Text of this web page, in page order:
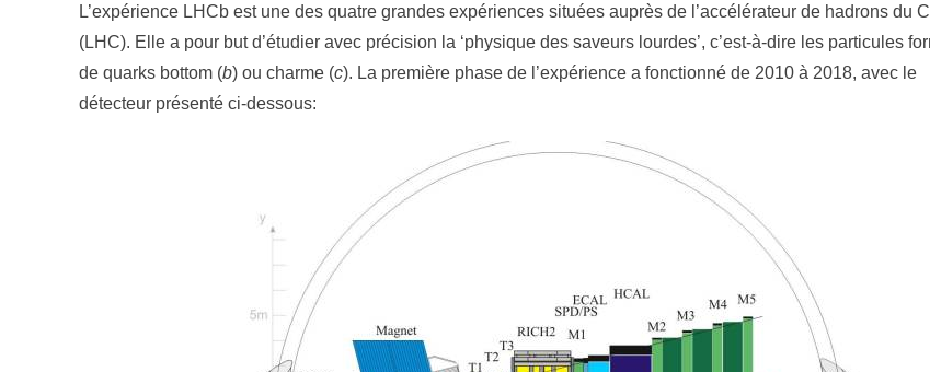
L’expérience LHCb est une des quatre grandes expériences situées auprès de l’accélérateur de hadrons du
(LHC). Elle a pour but d’étudier avec précision la ‘physique des saveurs lourdes’, c’est-à-dire les particules
de quarks bottom (b) ou charme (c). La première phase de l’expérience a fonctionné de 2010 à 2018, avec le
détecteur présenté ci-dessous: